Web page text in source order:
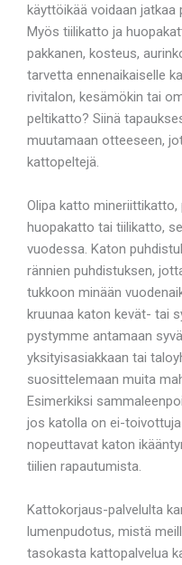
käyttöikää voidaan
Myös tiilikatto ja
pakkanen, kosteus,
tarvetta ennenaikaiselle
rivitalon, kesämökin tai
peltikatto? Siinä
muutamaan otteeseen,
kattopeltejä.
Olipa katto
huopakatto tai tiilikatto,
vuodessa. Katon
rännien puhdistuksen,
tukkoon minään
kruunaa katon kevät- tai
pystymme antamaan
yksityisasiakkaan tai
suosittelemaan muita
Esimerkiksi
jos katolla on ei-
nopeuttavat katon
tiilien rapautumista.
Kattokorjaus-palvelulta
lumenpudotus, mistä
tasokasta kattopalvelua